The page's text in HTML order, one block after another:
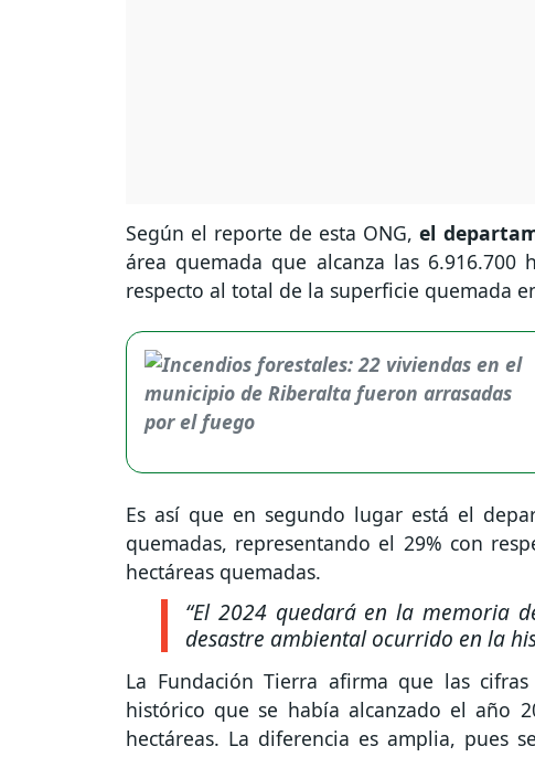
Según el reporte de esta ONG,el
área quemada que alcanza las 6.916.700
respecto al total de la superficie quemada
Es así que en segundo lugar está el
quemadas, representando el 29% con
hectáreas quemadas.
“El 2024 quedará en la memoria
desastre ambiental ocurrido en la
La Fundación Tierra afirma que las
histórico que se había alcanzado el año
hectáreas. La diferencia es amplia, pues